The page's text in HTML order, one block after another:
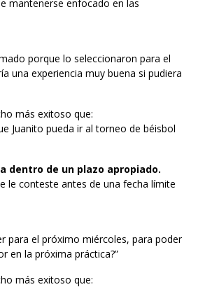
mantenerse enfocado en las
porque lo seleccionaron para el
una experiencia muy buena si pudiera
más exitoso que:
Juanito pueda ir al torneo de béisbol
dentro de un plazo apropiado.
le conteste antes de una fecha límite
para el próximo miércoles, para poder
en la próxima práctica?”
más exitoso que: